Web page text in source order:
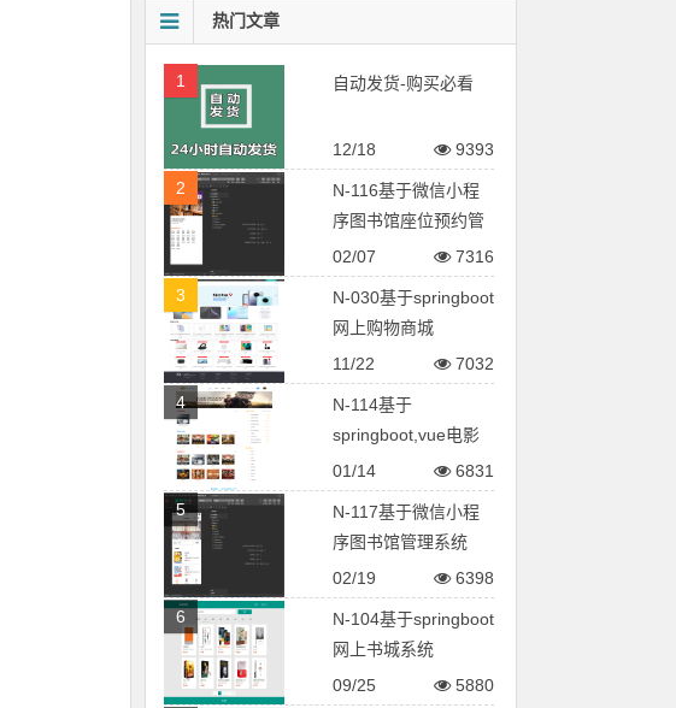
热门文章
1 自动发货-购买必看
12/18
9393
2
N-116基于微信小程
序图书馆座位预约管
理系统
02/07
7316
3
N-030基于springboot
网上购物商城
11/22
7032
4
N-114基于
springboot,vue电影
院售票系统
01/14
6831
5
N-117基于微信小程
序图书馆管理系统
02/19
6398
6
N-104基于springboot
网上书城系统
09/25
5880